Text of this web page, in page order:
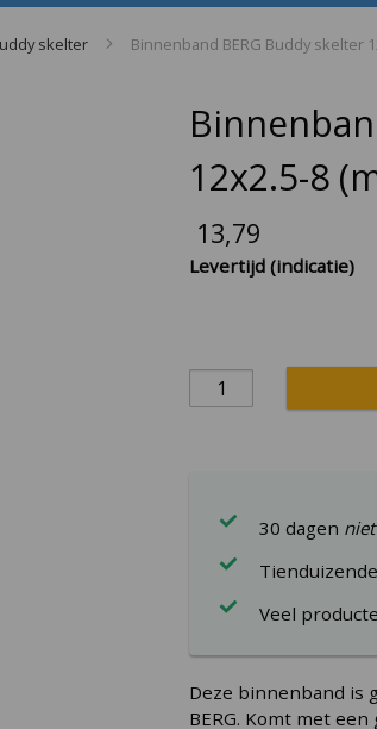
skelter Binnenband BERG Buddy skelter
12x2.5-8
13,79
Levertijd (indicatie)
30 dagen
Veel
Deze binnenband is
BERG. Komt met